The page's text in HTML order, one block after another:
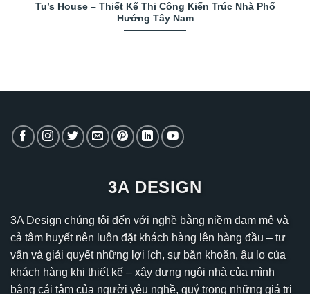
Tu’s House – Thiết Kế Thi Công Kiến Trúc Nhà Phố
Hướng Tây Nam
3A DESIGN
3A Design chúng tôi đến với nghề bằng niềm đam mê và
cả tâm huyết nên luôn đặt khách hàng lên hàng đầu – tư
vấn và giải quyết những lợi ích, sự băn khoăn, âu lo của
khách hàng khi thiết kế – xây dựng ngôi nhà của mình
bằng cái tâm của người yêu nghề, quý trọng những giá trị